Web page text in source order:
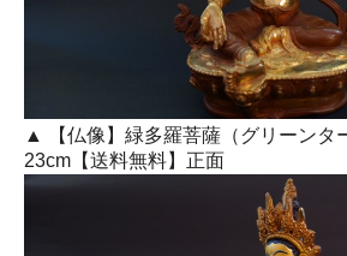
▲ 【仏像】緑多羅菩薩（グリーンタ
23cm【送料無料】正面